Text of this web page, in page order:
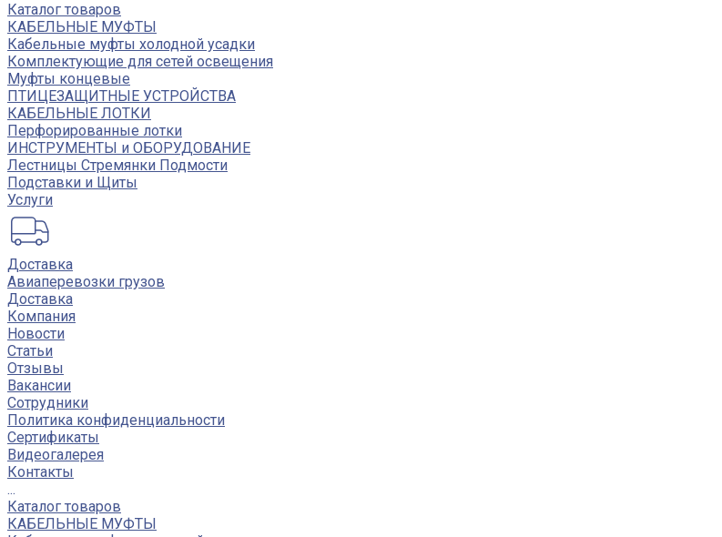
Каталог товаров
КАБЕЛЬНЫЕ МУФТЫ
Кабельные муфты холодной усадки
Комплектующие для сетей освещения
Муфты концевые
ПТИЦЕЗАЩИТНЫЕ УСТРОЙСТВА
КАБЕЛЬНЫЕ ЛОТКИ
Перфорированные лотки
ИНСТРУМЕНТЫ и ОБОРУДОВАНИЕ
Лестницы Стремянки Подмости
Подставки и Щиты
Услуги
Доставка
Авиаперевозки грузов
Доставка
Компания
Новости
Статьи
Отзывы
Вакансии
Сотрудники
Политика конфиденциальности
Сертификаты
Видеогалерея
Контакты
...
Каталог товаров
КАБЕЛЬНЫЕ МУФТЫ